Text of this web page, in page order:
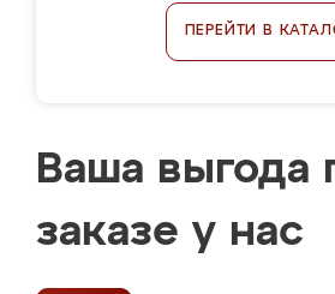
ПЕРЕЙТИ В
Ваша выгода
заказе у нас